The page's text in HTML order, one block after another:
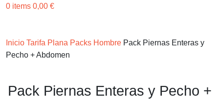
0 items 0,00 €
Inicio Tarifa Plana Packs Hombre Pack Piernas Enteras y
Pecho + Abdomen
Pack Piernas Enteras y Pecho +